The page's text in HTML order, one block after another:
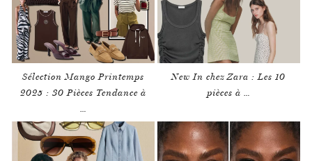
Sélection Mango Printemps
2025 : 30 Pièces Tendance à
…
New In chez Zara : Les 10
pièces à …